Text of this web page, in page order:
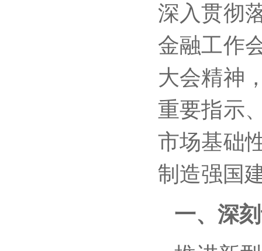
深入贯彻
金融工作
大会精神
重要指示
市场基础
制造强国
一、深